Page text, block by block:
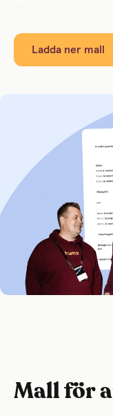
Ladda ner mall
Mall för